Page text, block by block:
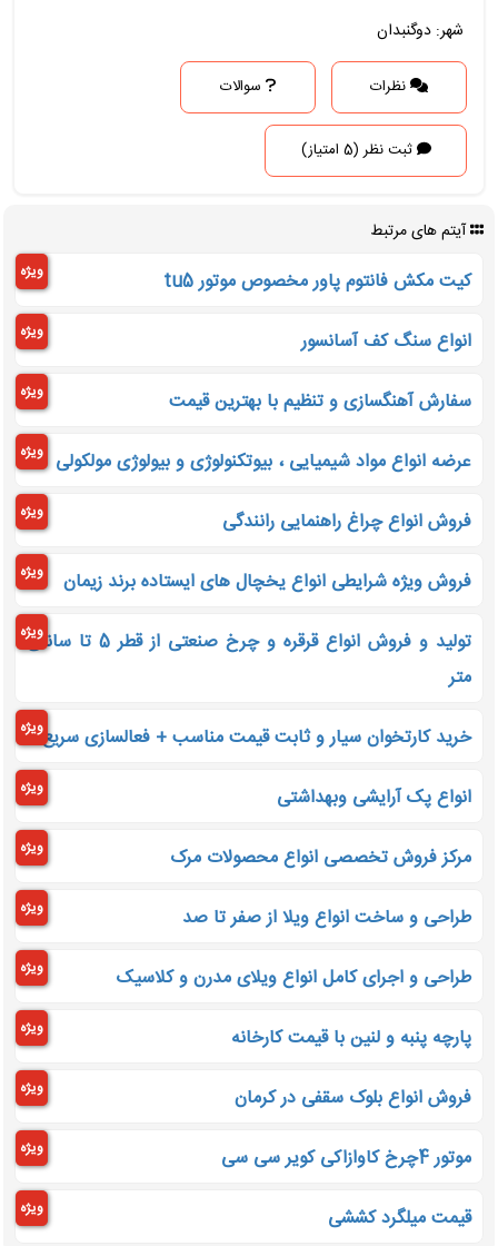
شهر: دوگنبدان
نظرات سوالات
ثبت نظر (5 امتیاز)
آیتم های مرتبط
کیت مکش فانتوم پاور مخصوص موتور tu5 ویژه
انواع سنگ کف آسانسور ویژه
سفارش آهنگسازی و تنظیم با بهترین قیمت ویژه
عرضه انواع مواد شیمیایی ، بیوتکنولوژی و بیولوژی مولکولی ویژه
فروش انواع چراغ راهنمایی رانندگی ویژه
فروش ویژه شرایطی انواع یخچال های ایستاده برند زیمان ویژه
تولید و فروش انواع قرقره و چرخ صنعتی از قطر 5 تا سانتی
متر
ویژه
خرید کارتخوان سیار و ثابت قیمت مناسب + فعالسازی سریعویژه
انواع پک آرایشی وبهداشتی ویژه
مرکز فروش تخصصی انواع محصولات مرک ویژه
طراحی و ساخت انواع ویلا از صفر تا صد ویژه
طراحی و اجرای کامل انواع ویلای مدرن و کلاسیک ویژه
پارچه پنبه و لنین با قیمت کارخانه ویژه
فروش انواع بلوک سقفی در کرمان ویژه
موتور 4چرخ کاوازاکی کویر سی سی ویژه
قیمت میلگرد کششی ویژه